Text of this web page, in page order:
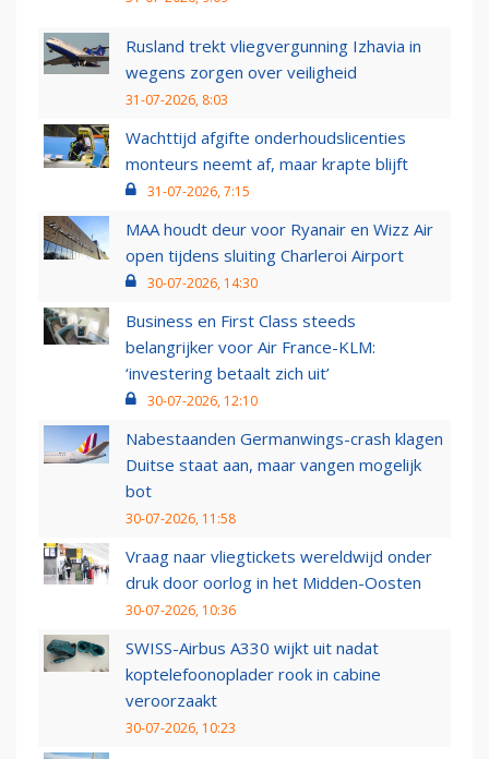
Rusland trekt vliegvergunning Izhavia in
wegens zorgen over veiligheid
31-07-2026, 8:03
Wachttijd afgifte onderhoudslicenties
monteurs neemt af, maar krapte blijft
31-07-2026, 7:15
MAA houdt deur voor Ryanair en Wizz Air
open tijdens sluiting Charleroi Airport
30-07-2026, 14:30
Business en First Class steeds
belangrijker voor Air France-KLM:
‘investering betaalt zich uit’
30-07-2026, 12:10
Nabestaanden Germanwings-crash klagen
Duitse staat aan, maar vangen mogelijk
bot
30-07-2026, 11:58
Vraag naar vliegtickets wereldwijd onder
druk door oorlog in het Midden-Oosten
30-07-2026, 10:36
SWISS-Airbus A330 wijkt uit nadat
koptelefoonoplader rook in cabine
veroorzaakt
30-07-2026, 10:23